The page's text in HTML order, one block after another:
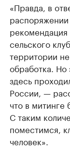
«Правда, в
сельского
территории
обработка. Но
здесь
России, —
что в митинге
С таким
поместимся,
человек».